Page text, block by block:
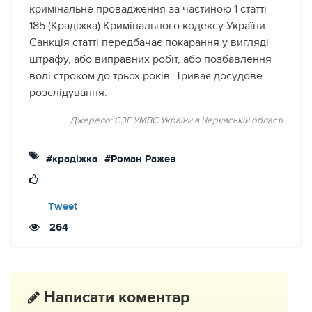
кримінальне провадження за частиною 1 статті
185 (Крадіжка) Кримінального кодексу України.
Санкція статті передбачає покарання у вигляді
штрафу, або виправних робіт, або позбавлення
волі строком до трьох років. Триває досудове
розслідування.
Джерело: СЗГ УМВС України в Черкаській області
#крадіжка #Роман Ражев
Tweet
264
Написати коментар